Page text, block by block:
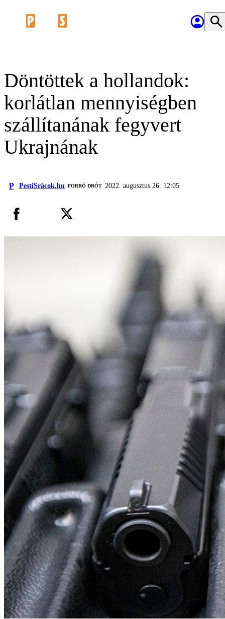
Döntöttek a hollandok:
korlátlan mennyiségben
szállítanának fegyvert
Ukrajnának
P PestiSrácok.hu FORRÓ DRÓT 2022. augusztus 26. 12:05